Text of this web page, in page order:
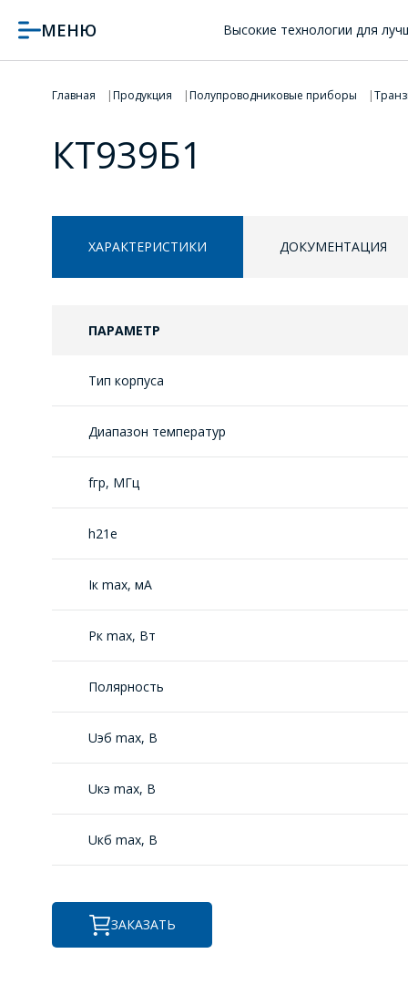
МЕНЮ Высокие технологии для
Главная Продукция Полупроводниковые приборы
КТ939Б1
ХАРАКТЕРИСТИКИ ДОКУМЕНТАЦИЯ
ПАРАМЕТР
Тип корпуса
Диапазон температур
fгр, МГц
h21е
Iк max, мА
Рк max, Вт
Полярность
Uэб max, В
Uкэ max, В
Uкб max, В
ЗАКАЗАТЬ